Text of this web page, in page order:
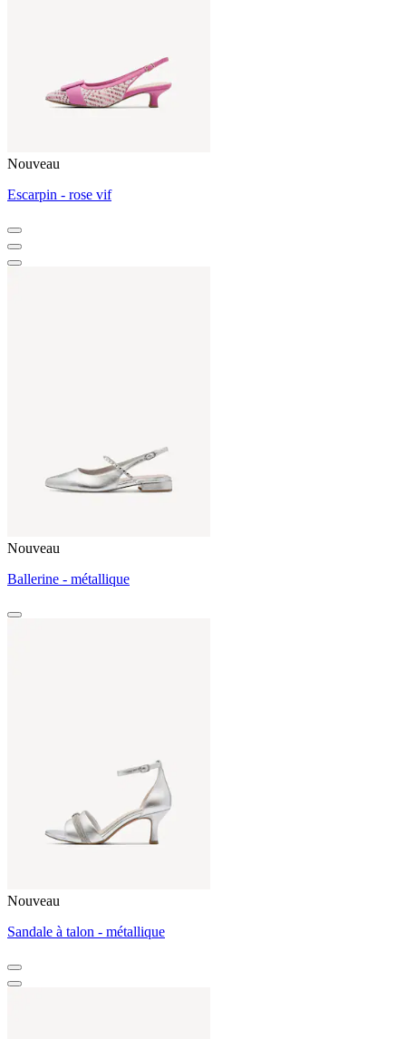
Nouveau
Escarpin - rose vif
Nouveau
Ballerine - métallique
Nouveau
Sandale à talon - métallique